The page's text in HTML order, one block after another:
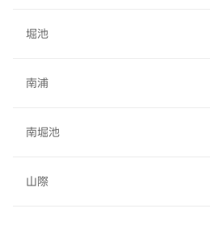
堀池
南浦
南堀池
山際